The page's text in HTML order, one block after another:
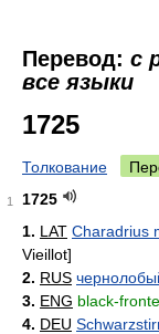
Перевод: с
все языки
1725
Толкование
1
1725
1. LAT Charadrius
Vieillot]
2. RUS
3. ENG black-
4. DEU